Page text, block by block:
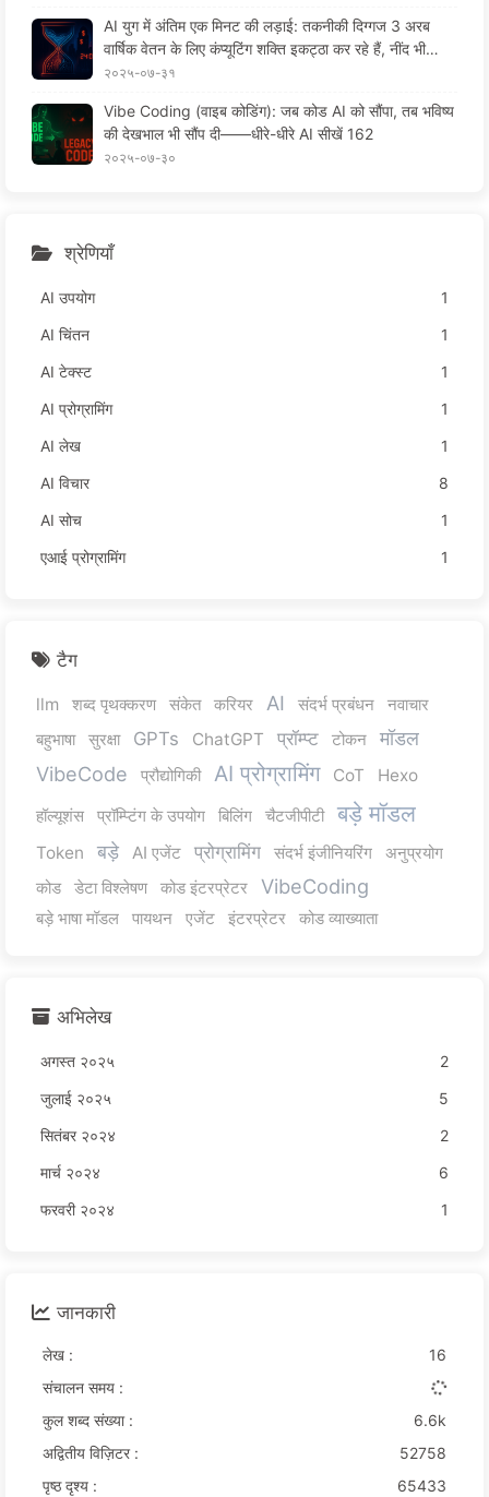
AI युग में अंतिम एक मिनट की लड़ाई: तकनीकी दिग्गज 3 अरब
वार्षिक वेतन के लिए कंप्यूटिंग शक्ति इकट्ठा कर रहे हैं, नींद भी
चुराने के लिए, आपके आराम के समय को बेचकर विज्ञापनकर्ताओं को
समय को निर्दयता से मूल्यांकित किया है—— धीरे-धीरे AI सीखें 16
6
२०२५-०७-३१
Vibe Coding (वाइब कोडिंग): जब कोड AI को सौंपा, तब भविष्य
की देखभाल भी सौंप दी——धीरे-धीरे AI सीखें 162
२०२५-०७-३०
श्रेणियाँ
AI उपयोग
1
AI चिंतन
1
AI टेक्स्ट
1
AI प्रोग्रामिंग
1
AI लेख
1
AI विचार
8
AI सोच
1
एआई प्रोग्रामिंग
1
टैग
llm शब्द पृथक्करण संकेत करियर AI संदर्भ प्रबंधन
नवाचार
बहुभाषा
सुरक्षा GPTs ChatGPT प्रॉम्प्ट टोकन
मॉडल
VibeCode
प्रौद्योगिकी AI प्रोग्रामिंग CoT
Hexo
हॉल्यूशंस
प्रॉम्प्टिंग के उपयोग बिलिंग चैटजीपीटी बड़े मॉडल
Token बड़े AI एजेंट प्रोग्रामिंग संदर्भ इंजीनियरिंग
अनुप्रयोग
कोड
डेटा विश्लेषण कोड इंटरप्रेटर VibeCoding
बड़े भाषा मॉडल पायथन एजेंट इंटरप्रेटर कोड व्याख्याता
अभिलेख
अगस्त २०२५
2
जुलाई २०२५
5
सितंबर २०२४
2
मार्च २०२४
6
फरवरी २०२४
1
जानकारी
लेख :
16
संचालन समय :
कुल शब्द संख्या :
6.6k
अद्वितीय विज़िटर :
52758
पृष्ठ दृश्य :
65433